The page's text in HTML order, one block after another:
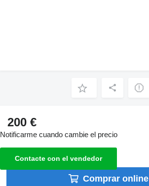
200 €
Notificarme cuando cambie el precio
Contacte con el vendedor
Comprar online